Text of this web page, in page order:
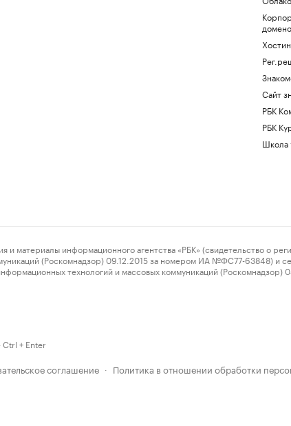
Сайт
РБК
РБК
Школа
информационного агентства «РБК» (свидетельство о
(Роскомнадзор) 09.12.2015 за номером ИА №ФС77-63848) и
технологий и массовых коммуникаций
+ Enter
соглашение · Политика в отношении обработки